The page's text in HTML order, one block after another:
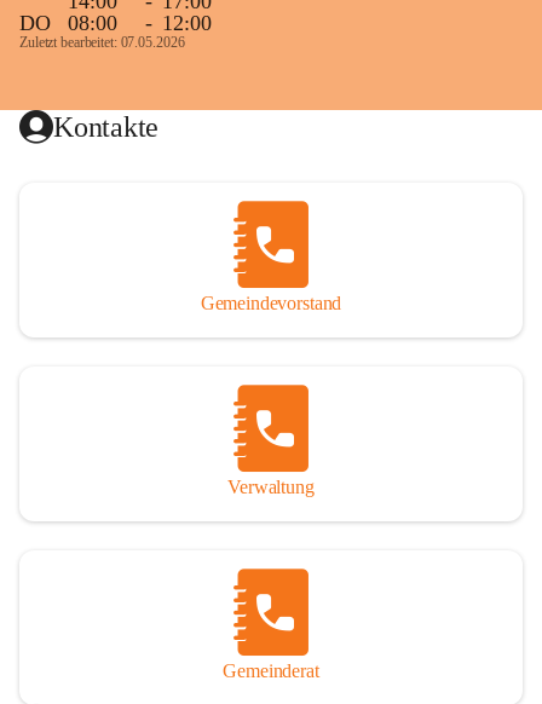
DO
08:00 - 12:00
Zuletzt bearbeitet: 07.05.2026
Kontakte
Gemeindevorstand
Verwaltung
Gemeinderat